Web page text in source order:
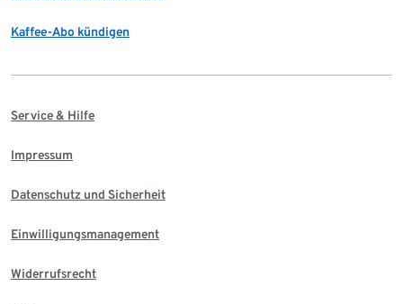
Kaffee-Abo kündigen
Service & Hilfe
Impressum
Datenschutz und Sicherheit
Einwilligungsmanagement
Widerrufsrecht